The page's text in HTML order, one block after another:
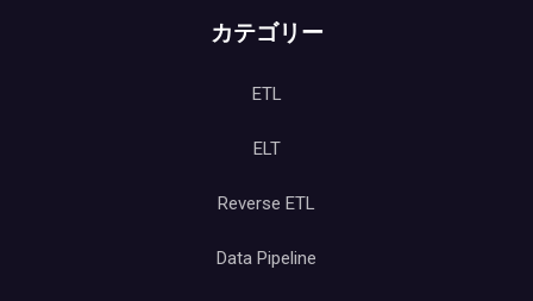
カテゴリー
ETL
ELT
Reverse ETL
Data Pipeline